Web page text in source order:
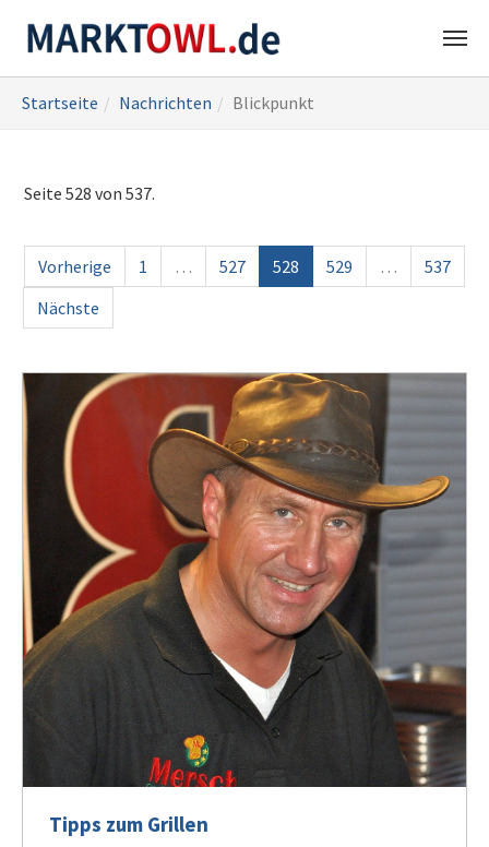
Hauptinhalt
sind
Startseite Nachrichten Blickpunkt
Seite 528 von 537.
Vorherige 1 … 527 528 529 …
537
Nächste
Tipps zum Grillen